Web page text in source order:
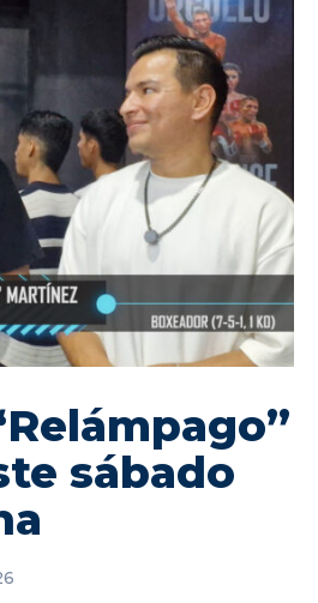
sábado